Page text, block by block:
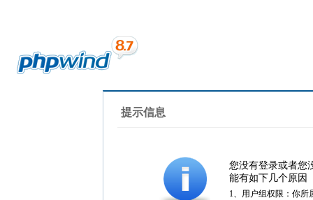
提示信息
您没有登录或者您
能有如下几个原因
1、用户组权限：你所